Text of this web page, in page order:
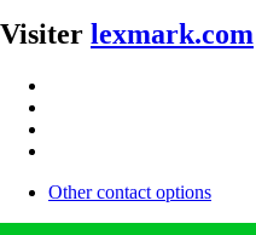
Visiter lexmark.com
Other contact options